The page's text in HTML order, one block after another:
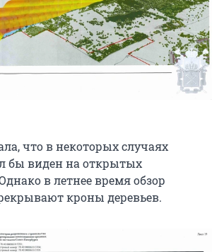
что в некоторых случаях
бы виден на открытых
в летнее время обзор
кроны деревьев.